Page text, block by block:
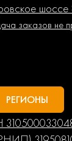
заказов не
РЕГИОНЫ